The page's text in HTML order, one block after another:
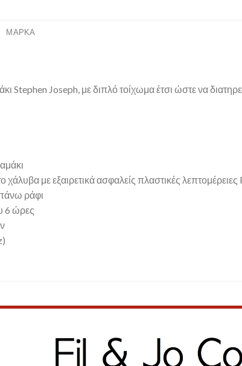
ΜΆΡΚΑ
Stephen Joseph, με διπλό τοίχωμα έτσι ώστε να
με εξαιρετικά ασφαλείς πλαστικές λεπτομέρειες
ράφι
6 ώρες